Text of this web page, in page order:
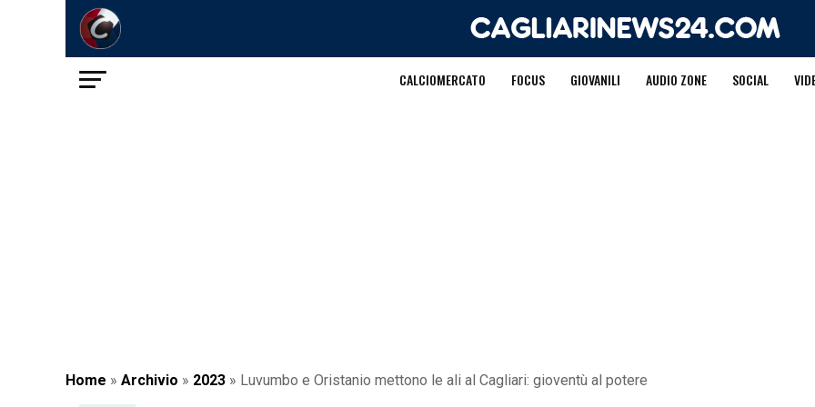
CALCIOMERCATO FOCUS GIOVANILI AUDIO ZONE SOCIAL
Home » Archivio » 2023 » Luvumbo e Oristanio mettono le ali al Cagliari: gioventù al potere